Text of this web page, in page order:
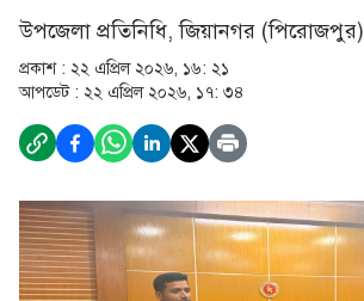
উপজেলা প্রতিনিধি, জিয়ানগর (পিরোজপুর)
প্রকাশ : ২২ এপ্রিল ২০২৬, ১৬: ২১
আপডেট : ২২ এপ্রিল ২০২৬, ১৭: ৩৪